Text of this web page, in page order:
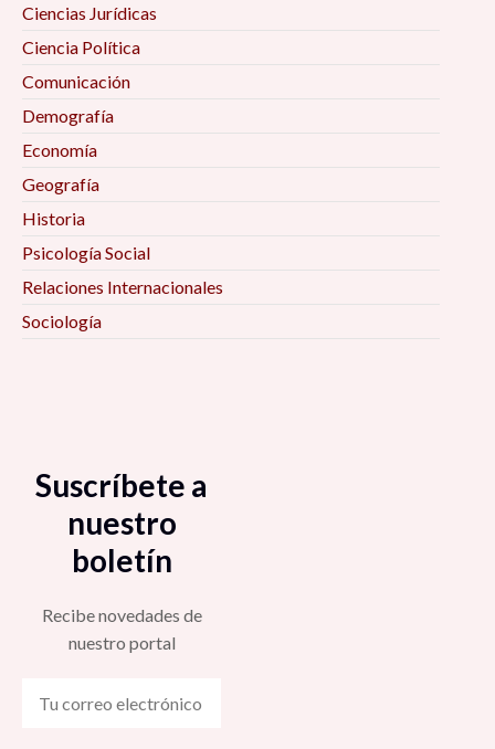
Ciencias Jurídicas
Ciencia Política
Comunicación
Demografía
Economía
Geografía
Historia
Psicología Social
Relaciones Internacionales
Sociología
Suscríbete a
nuestro
boletín
Recibe novedades de
nuestro portal